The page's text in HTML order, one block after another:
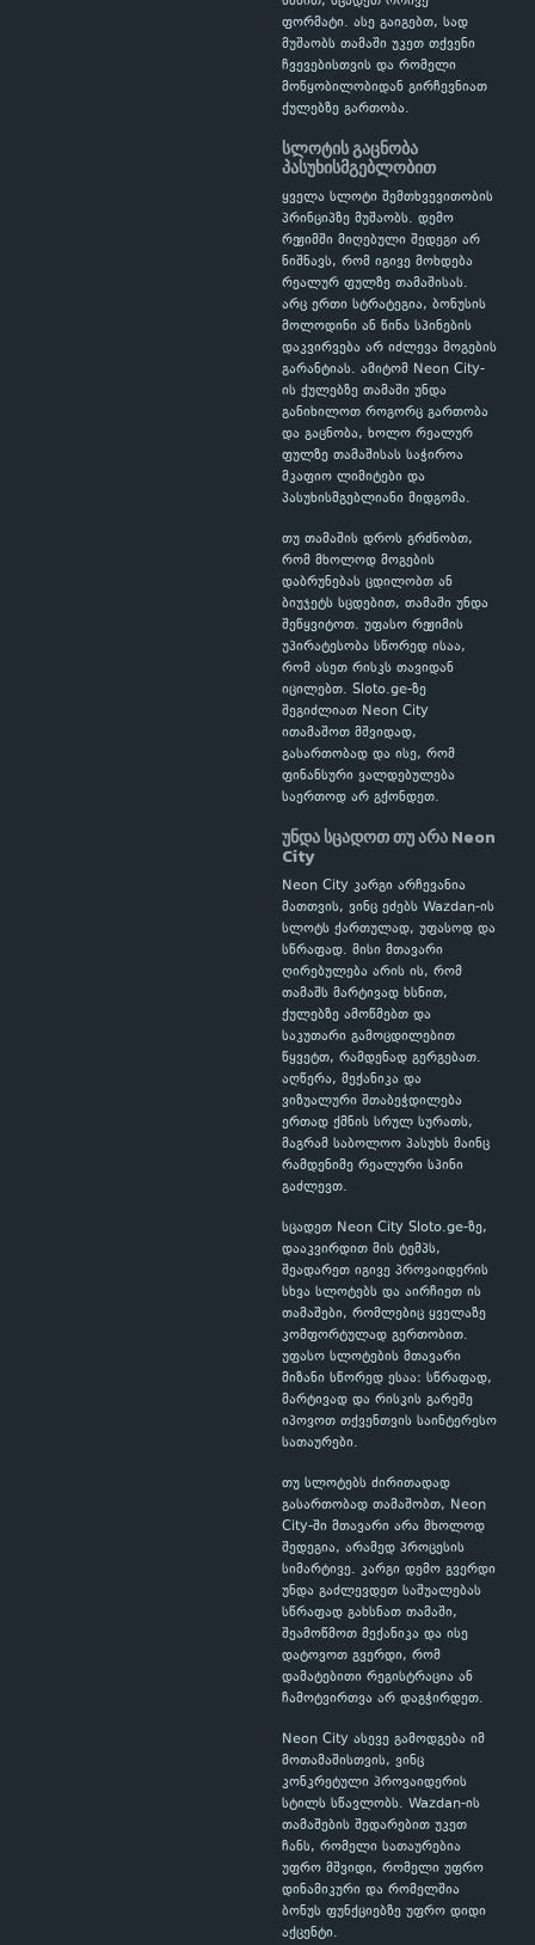
ფორმატი. ასე გაიგებთ, სად
მუშაობს თამაში უკეთ თქვენი
ჩვევებისთვის და რომელი
მოწყობილობიდან გირჩევნიათ
ქულებზე გართობა.
სლოტის გაცნობა
პასუხისმგებლობით
ყველა სლოტი შემთხვევითობის
პრინციპზე მუშაობს. დემო
რეჟიმში მიღებული შედეგი არ
ნიშნავს, რომ იგივე მოხდება
რეალურ ფულზე თამაშისას.
არც ერთი სტრატეგია, ბონუსის
მოლოდინი ან წინა სპინების
დაკვირვება არ იძლევა მოგების
გარანტიას. ამიტომ Neon City-
ის ქულებზე თამაში უნდა
განიხილოთ როგორც გართობა
და გაცნობა, ხოლო რეალურ
ფულზე თამაშისას საჭიროა
მკაფიო ლიმიტები და
პასუხისმგებლიანი მიდგომა.
თუ თამაშის დროს გრძნობთ,
რომ მხოლოდ მოგების
დაბრუნებას ცდილობთ ან
ბიუჯეტს სცდებით, თამაში უნდა
შეწყვიტოთ. უფასო რეჟიმის
უპირატესობა სწორედ ისაა,
რომ ასეთ რისკს თავიდან
იცილებთ. Sloto.ge-ზე
შეგიძლიათ Neon City
ითამაშოთ მშვიდად,
გასართობად და ისე, რომ
ფინანსური ვალდებულება
საერთოდ არ გქონდეთ.
უნდა სცადოთ თუ არა Neon
City
Neon City კარგი არჩევანია
მათთვის, ვინც ეძებს Wazdan-ის
სლოტს ქართულად, უფასოდ და
სწრაფად. მისი მთავარი
ღირებულება არის ის, რომ
თამაშს მარტივად ხსნით,
ქულებზე ამოწმებთ და
საკუთარი გამოცდილებით
წყვეტთ, რამდენად გერგებათ.
აღწერა, მექანიკა და
ვიზუალური შთაბეჭდილება
ერთად ქმნის სრულ სურათს,
მაგრამ საბოლოო პასუხს მაინც
რამდენიმე რეალური სპინი
გაძლევთ.
სცადეთ Neon City Sloto.ge-ზე,
დააკვირდით მის ტემპს,
შეადარეთ იგივე პროვაიდერის
სხვა სლოტებს და აირჩიეთ ის
თამაშები, რომლებიც ყველაზე
კომფორტულად გერთობით.
უფასო სლოტების მთავარი
მიზანი სწორედ ესაა: სწრაფად,
მარტივად და რისკის გარეშე
იპოვოთ თქვენთვის საინტერესო
სათაურები.
თუ სლოტებს ძირითადად
გასართობად თამაშობთ, Neon
City-ში მთავარი არა მხოლოდ
შედეგია, არამედ პროცესის
სიმარტივე. კარგი დემო გვერდი
უნდა გაძლევდეთ საშუალებას
სწრაფად გახსნათ თამაში,
შეამოწმოთ მექანიკა და ისე
დატოვოთ გვერდი, რომ
დამატებითი რეგისტრაცია ან
ჩამოტვირთვა არ დაგჭირდეთ.
Neon City ასევე გამოდგება იმ
მოთამაშისთვის, ვინც
კონკრეტული პროვაიდერის
სტილს სწავლობს. Wazdan-ის
თამაშების შედარებით უკეთ
ჩანს, რომელი სათაურებია
უფრო მშვიდი, რომელი უფრო
დინამიკური და რომელშია
ბონუს ფუნქციებზე უფრო დიდი
აქცენტი.